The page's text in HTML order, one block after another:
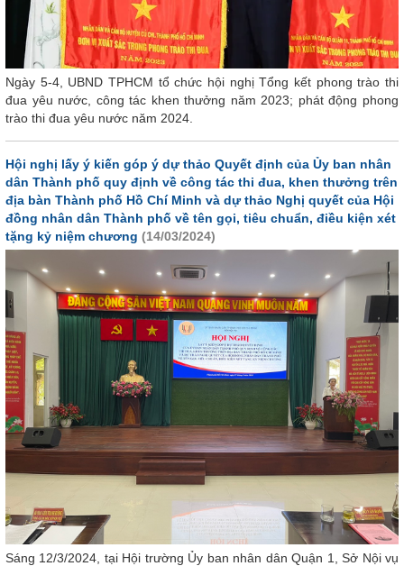
Ngày 5-4, UBND TPHCM tổ chức hội nghị Tổng kết phong trào thi
đua yêu nước, công tác khen thưởng năm 2023; phát động phong
trào thi đua yêu nước năm 2024.
Hội nghị lấy ý kiến góp ý dự thảo Quyết định của Ủy ban nhân
dân Thành phố quy định về công tác thi đua, khen thưởng trên
địa bàn Thành phố Hồ Chí Minh và dự thảo Nghị quyết của Hội
đồng nhân dân Thành phố về tên gọi, tiêu chuẩn, điều kiện xét
tặng kỷ niệm chương (14/03/2024)
Sáng 12/3/2024, tại Hội trường Ủy ban nhân dân Quận 1, Sở Nội vụ